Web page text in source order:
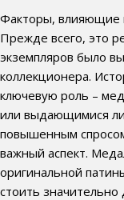
Факторы, влияющие
Прежде всего, это
экземпляров было
коллекционера.
ключевую роль –
или выдающимися
повышенным
важный аспект.
оригинальной
стоить